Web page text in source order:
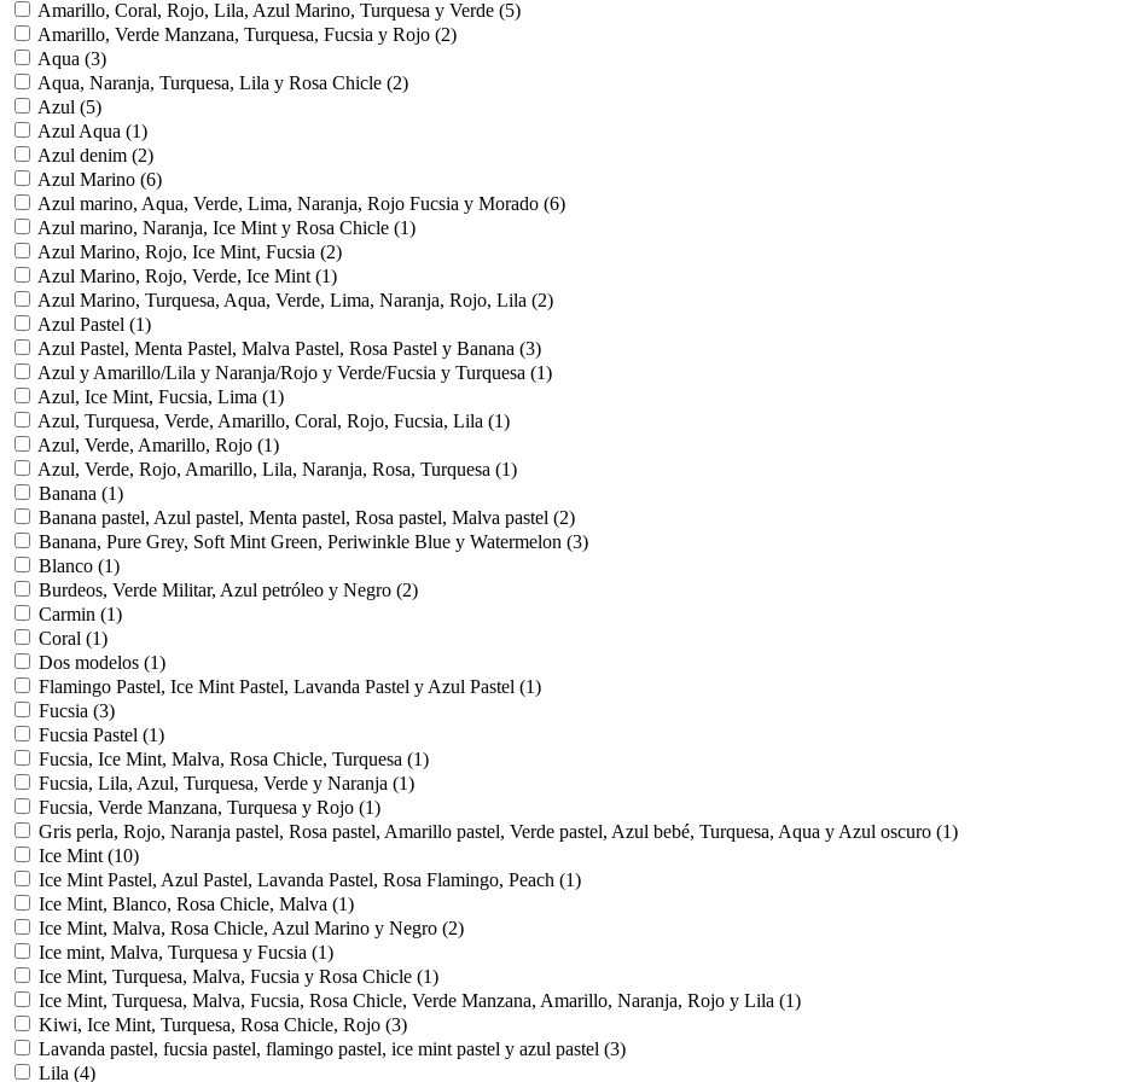
Amarillo, Coral, Rojo, Lila, Azul Marino, Turquesa y Verde (5)
Amarillo, Verde Manzana, Turquesa, Fucsia y Rojo (2)
Aqua (3)
Aqua, Naranja, Turquesa, Lila y Rosa Chicle (2)
Azul (5)
Azul Aqua (1)
Azul denim (2)
Azul Marino (6)
Azul marino, Aqua, Verde, Lima, Naranja, Rojo Fucsia y Morado (6)
Azul marino, Naranja, Ice Mint y Rosa Chicle (1)
Azul Marino, Rojo, Ice Mint, Fucsia (2)
Azul Marino, Rojo, Verde, Ice Mint (1)
Azul Marino, Turquesa, Aqua, Verde, Lima, Naranja, Rojo, Lila (2)
Azul Pastel (1)
Azul Pastel, Menta Pastel, Malva Pastel, Rosa Pastel y Banana (3)
Azul y Amarillo/Lila y Naranja/Rojo y Verde/Fucsia y Turquesa (1)
Azul, Ice Mint, Fucsia, Lima (1)
Azul, Turquesa, Verde, Amarillo, Coral, Rojo, Fucsia, Lila (1)
Azul, Verde, Amarillo, Rojo (1)
Azul, Verde, Rojo, Amarillo, Lila, Naranja, Rosa, Turquesa (1)
Banana (1)
Banana pastel, Azul pastel, Menta pastel, Rosa pastel, Malva pastel (2)
Banana, Pure Grey, Soft Mint Green, Periwinkle Blue y Watermelon (3)
Blanco (1)
Burdeos, Verde Militar, Azul petróleo y Negro (2)
Carmin (1)
Coral (1)
Dos modelos (1)
Flamingo Pastel, Ice Mint Pastel, Lavanda Pastel y Azul Pastel (1)
Fucsia (3)
Fucsia Pastel (1)
Fucsia, Ice Mint, Malva, Rosa Chicle, Turquesa (1)
Fucsia, Lila, Azul, Turquesa, Verde y Naranja (1)
Fucsia, Verde Manzana, Turquesa y Rojo (1)
Gris perla, Rojo, Naranja pastel, Rosa pastel, Amarillo pastel, Verde pastel, Azul bebé, Turquesa, Aqua y Azul oscuro (1)
Ice Mint (10)
Ice Mint Pastel, Azul Pastel, Lavanda Pastel, Rosa Flamingo, Peach (1)
Ice Mint, Blanco, Rosa Chicle, Malva (1)
Ice Mint, Malva, Rosa Chicle, Azul Marino y Negro (2)
Ice mint, Malva, Turquesa y Fucsia (1)
Ice Mint, Turquesa, Malva, Fucsia y Rosa Chicle (1)
Ice Mint, Turquesa, Malva, Fucsia, Rosa Chicle, Verde Manzana, Amarillo, Naranja, Rojo y Lila (1)
Kiwi, Ice Mint, Turquesa, Rosa Chicle, Rojo (3)
Lavanda pastel, fucsia pastel, flamingo pastel, ice mint pastel y azul pastel (3)
Lila (4)